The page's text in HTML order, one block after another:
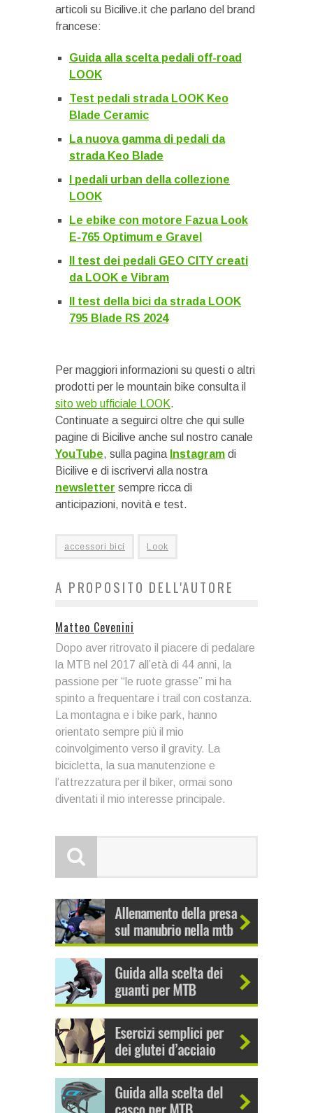
articoli su Bicilive.it che parlano del brand
francese:
Guida alla scelta pedali off-road
LOOK
Test pedali strada LOOK Keo
Blade Ceramic
La nuova gamma di pedali da
strada Keo Blade
I pedali urban della collezione
LOOK
Le ebike con motore Fazua Look
E-765 Optimum e Gravel
Il test dei pedali GEO CITY creati
da LOOK e Vibram
Il test della bici da strada LOOK
795 Blade RS 2024
Per maggiori informazioni su questi o altri
prodotti per le mountain bike consulta il
sito web ufficiale LOOK.
Continuate a seguirci oltre che qui sulle
pagine di Bicilive anche sul nostro canale
YouTube, sulla pagina Instagram di
Bicilive e di iscrivervi alla nostra
newsletter sempre ricca di
anticipazioni, novità e test.
accessori bici Look
A PROPOSITO DELL'AUTORE
Matteo Cevenini
Dopo aver ritrovato il piacere di pedalare
la MTB nel 2017 all’età di 44 anni, la
passione per “le ruote grasse” mi ha
spinto a frequentare i trail con costanza.
La montagna e i bike park, hanno
orientato sempre più il mio
coinvolgimento verso il gravity. La
bicicletta, la sua manutenzione e
l’attrezzatura per il biker, ormai sono
diventati il mio interesse principale.